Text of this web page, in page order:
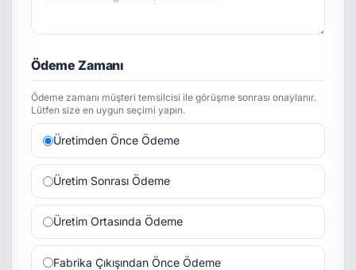
Ödeme Zamanı
Ödeme zamanı müşteri temsilcisi ile görüşme sonrası onaylanır.
Lütfen size en uygun seçimi yapın.
Üretimden Önce Ödeme
Üretim Sonrası Ödeme
Üretim Ortasında Ödeme
Fabrika Çıkışından Önce Ödeme